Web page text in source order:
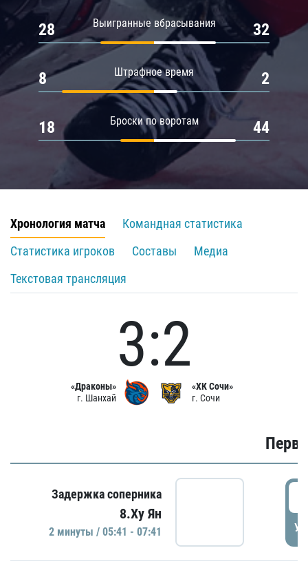
Выигранные вбрасывания
28 32
Штрафное время
8 2
Броски по воротам
18 44
Хронология матча
Командная статистика
Статистика игроков
Составы
Медиа
Текстовая трансляция
«Драконы»
г. Шанхай
3:2
«ХК Сочи»
г. Сочи
Задержка соперника
8.Ху Ян
2 минуты / 05:41 - 07:41